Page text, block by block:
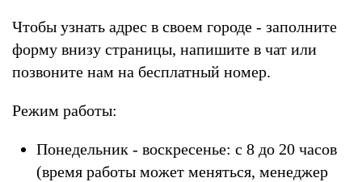
Чтобы узнать адрес в своем городе - заполните
форму внизу страницы, напишите в чат или
позвоните нам на бесплатный номер.
Режим работы:
Понедельник - воскресенье: с 8 до 20 часов
(время работы может меняться, менеджер